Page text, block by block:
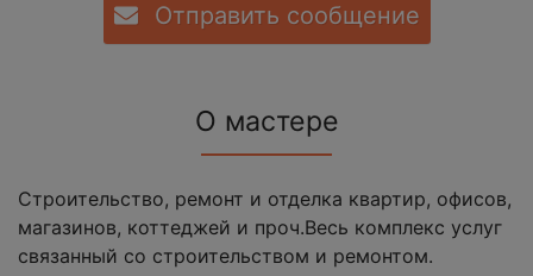
Отправить сообщение
О мастере
Строительство, ремонт и отделка квартир, офисов,
магазинов, коттеджей и проч.Весь комплекс услуг
связанный со строительством и ремонтом.